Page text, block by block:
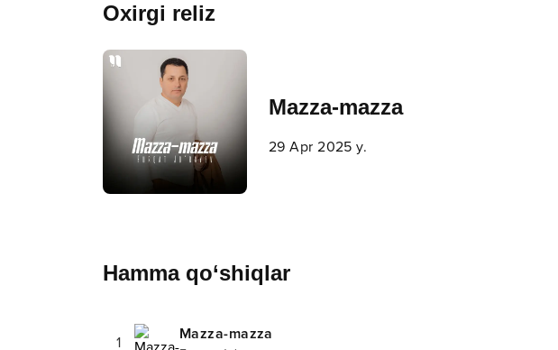
Oxirgi reliz
Mazza-mazza
29 Apr 2025 y.
Hamma qo‘shiqlar
1 Mazza-mazza